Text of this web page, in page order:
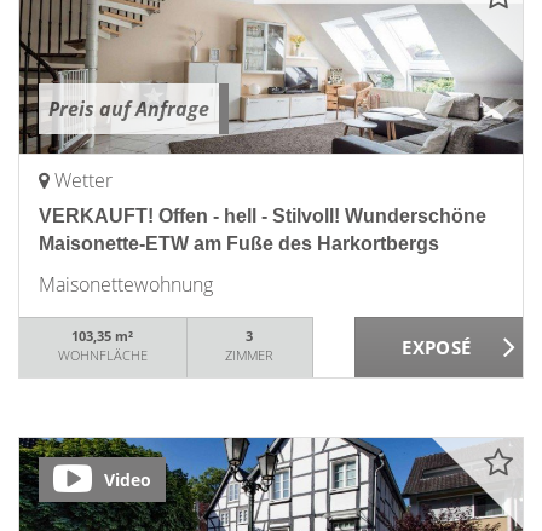
Preis auf Anfrage
Wetter
VERKAUFT! Offen - hell - Stilvoll! Wunderschöne
Maisonette-ETW am Fuße des Harkortbergs
Maisonettewohnung
103,35 m²
WOHNFLÄCHE
3
ZIMMER
Video